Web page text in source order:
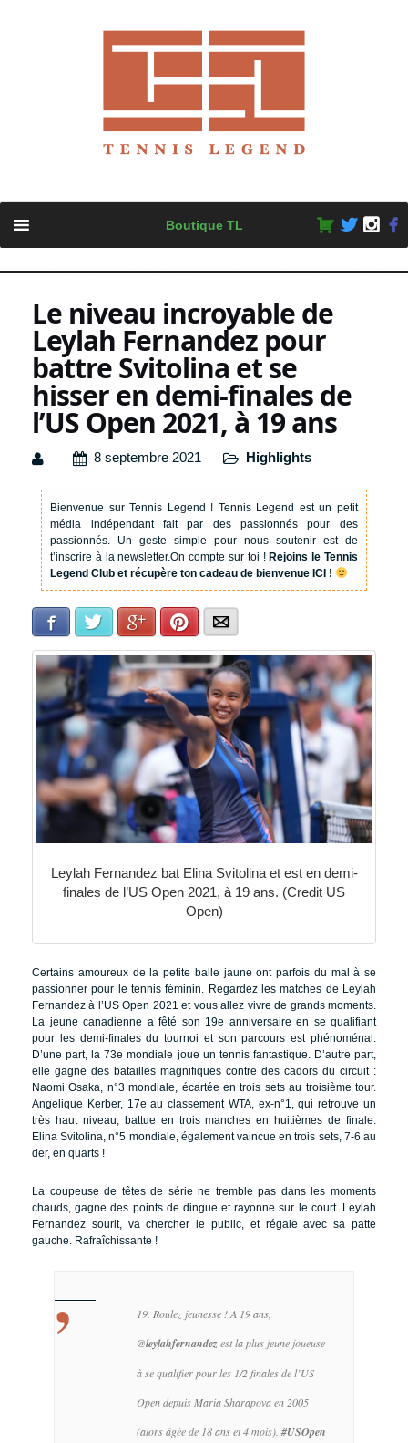
content
Boutique TL
Le niveau incroyable de
Leylah Fernandez pour
battre Svitolina et se
hisser en demi-finales de
l’US Open 2021, à 19 ans
8 septembre 2021 Highlights
Bienvenue sur Tennis Legend ! Tennis Legend est un petit
média indépendant fait par des passionnés pour des
passionnés. Un geste simple pour nous soutenir est de
t’inscrire à la newsletter.On compte sur toi !Rejoins le Tennis
Legend Club et récupère ton cadeau de bienvenue ICI !
Facebook Twitter Google+Pinterest
Leylah Fernandez bat Elina Svitolina et est en demi-
finales de l’US Open 2021, à 19 ans. (Credit US
Open)
Certains amoureux de la petite balle jaune ont parfois du mal à se
passionner pour le tennis féminin. Regardez les matches de Leylah
Fernandez à l’US Open 2021 et vous allez vivre de grands moments.
La jeune canadienne a fêté son 19e anniversaire en se qualifiant
pour les demi-finales du tournoi et son parcours est phénoménal.
D’une part, la 73e mondiale joue un tennis fantastique. D’autre part,
elle gagne des batailles magnifiques contre des cadors du circuit :
Naomi Osaka, n°3 mondiale, écartée en trois sets au troisième tour.
Angelique Kerber, 17e au classement WTA, ex-n°1, qui retrouve un
très haut niveau, battue en trois manches en huitièmes de finale.
Elina Svitolina, n°5 mondiale, également vaincue en trois sets, 7-6 au
der, en quarts !
La coupeuse de têtes de série ne tremble pas dans les moments
chauds, gagne des points de dingue et rayonne sur le court. Leylah
Fernandez sourit, va chercher le public, et régale avec sa patte
gauche. Rafraîchissante !
19. Roulez jeunesse ! A 19 ans,
@leylahfernandez est la plus jeune joueuse
à se qualifier pour les 1/2 finales de l’US
Open depuis Maria Sharapova en 2005
(alors âgée de 18 ans et 4 mois).#USOpen